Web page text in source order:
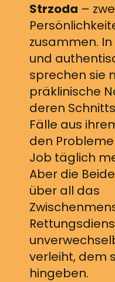
Strzoda –
zusammen.
und
sprechen sie
präklinische
deren
Fälle aus
den
Job täglich
Aber die
über all das
verleiht, dem
hingeben.